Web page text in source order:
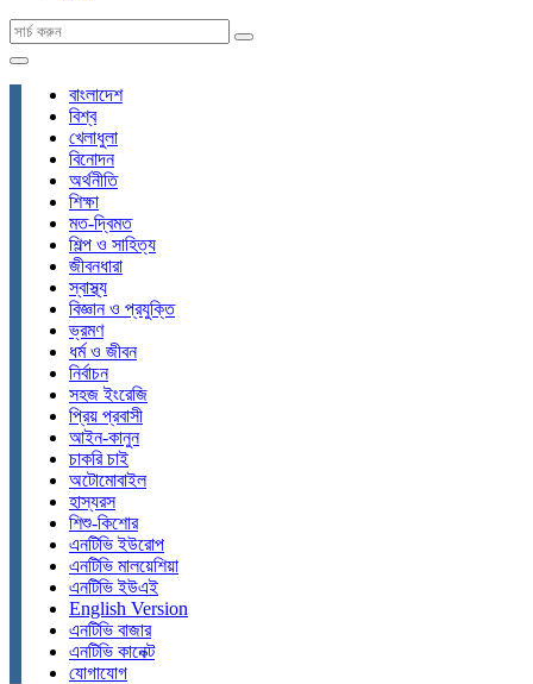
বাংলাদেশ
বিশ্ব
খেলাধুলা
বিনোদন
অর্থনীতি
শিক্ষা
মত-দ্বিমত
শিল্প ও সাহিত্য
জীবনধারা
স্বাস্থ্য
বিজ্ঞান ও প্রযুক্তি
ভ্রমণ
ধর্ম ও জীবন
নির্বাচন
সহজ ইংরেজি
প্রিয় প্রবাসী
আইন-কানুন
চাকরি চাই
অটোমোবাইল
হাস্যরস
শিশু-কিশোর
এনটিভি ইউরোপ
এনটিভি মালয়েশিয়া
এনটিভি ইউএই
English Version
এনটিভি বাজার
এনটিভি কানেক্ট
যোগাযোগ